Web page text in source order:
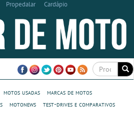
Propedalar Cardápio
motos usadas
marcas de motos
motonews
test-drives e comparativos